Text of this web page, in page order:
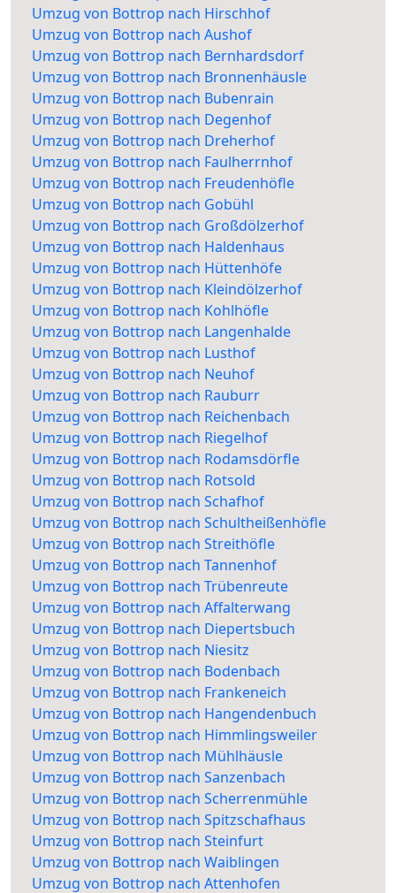
Umzug von Bottrop nach Hirschhof
Umzug von Bottrop nach Aushof
Umzug von Bottrop nach Bernhardsdorf
Umzug von Bottrop nach Bronnenhäusle
Umzug von Bottrop nach Bubenrain
Umzug von Bottrop nach Degenhof
Umzug von Bottrop nach Dreherhof
Umzug von Bottrop nach Faulherrnhof
Umzug von Bottrop nach Freudenhöfle
Umzug von Bottrop nach Gobühl
Umzug von Bottrop nach Großdölzerhof
Umzug von Bottrop nach Haldenhaus
Umzug von Bottrop nach Hüttenhöfe
Umzug von Bottrop nach Kleindölzerhof
Umzug von Bottrop nach Kohlhöfle
Umzug von Bottrop nach Langenhalde
Umzug von Bottrop nach Lusthof
Umzug von Bottrop nach Neuhof
Umzug von Bottrop nach Rauburr
Umzug von Bottrop nach Reichenbach
Umzug von Bottrop nach Riegelhof
Umzug von Bottrop nach Rodamsdörfle
Umzug von Bottrop nach Rotsold
Umzug von Bottrop nach Schafhof
Umzug von Bottrop nach Schultheißenhöfle
Umzug von Bottrop nach Streithöfle
Umzug von Bottrop nach Tannenhof
Umzug von Bottrop nach Trübenreute
Umzug von Bottrop nach Affalterwang
Umzug von Bottrop nach Diepertsbuch
Umzug von Bottrop nach Niesitz
Umzug von Bottrop nach Bodenbach
Umzug von Bottrop nach Frankeneich
Umzug von Bottrop nach Hangendenbuch
Umzug von Bottrop nach Himmlingsweiler
Umzug von Bottrop nach Mühlhäusle
Umzug von Bottrop nach Sanzenbach
Umzug von Bottrop nach Scherrenmühle
Umzug von Bottrop nach Spitzschafhaus
Umzug von Bottrop nach Steinfurt
Umzug von Bottrop nach Waiblingen
Umzug von Bottrop nach Attenhofen